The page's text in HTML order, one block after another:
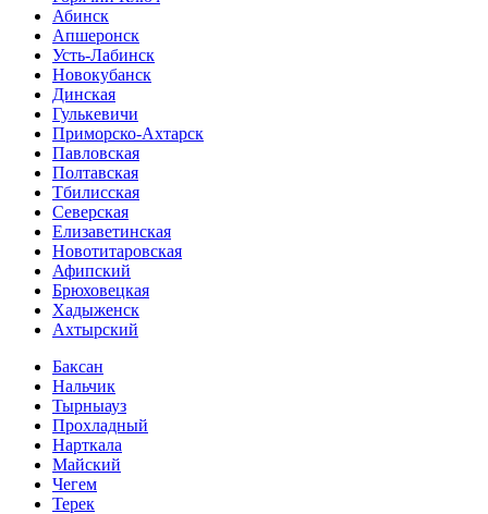
Абинск
Апшеронск
Усть-Лабинск
Новокубанск
Динская
Гулькевичи
Приморско-Ахтарск
Павловская
Полтавская
Тбилисская
Северская
Елизаветинская
Новотитаровская
Афипский
Брюховецкая
Хадыженск
Ахтырский
Баксан
Нальчик
Тырныауз
Прохладный
Нарткала
Майский
Чегем
Терек